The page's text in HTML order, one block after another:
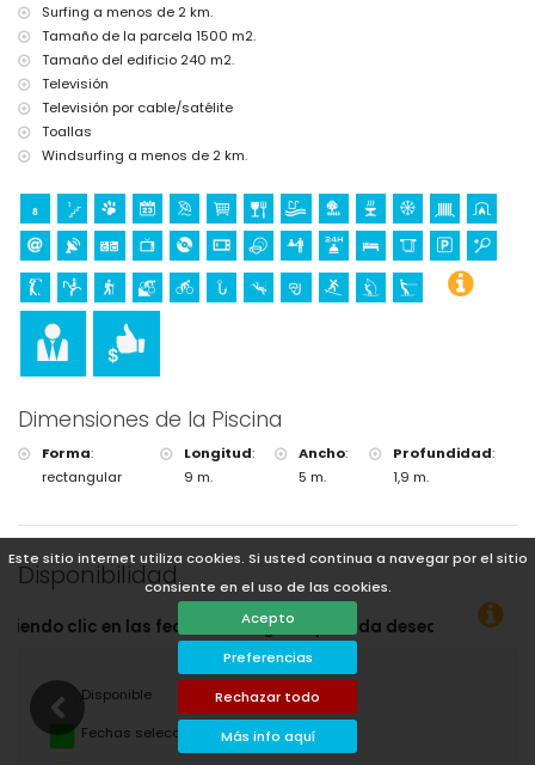
Este sitio internet utiliza cookies. Si usted continua a navegar por el sitio
consiente en el uso de las cookies.
Acepto
Preferencias
Rechazar todo
Más info aquí
Surfing a menos de 2 km.
Tamaño de la parcela 1500 m2.
Tamaño del edificio 240 m2.
Televisión
Televisión por cable/satélite
Toallas
Windsurfing a menos de 2 km.
Dimensiones de la Piscina
Forma:
rectangular
Longitud:
9 m.
Ancho:
5 m.
Profundidad:
1,9 m.
Disponibilidad
llegada y salida deseadas!
Disponible
Fechas seleccionadas